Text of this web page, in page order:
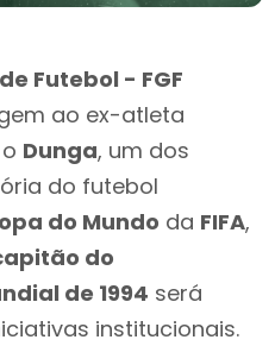
Futebol - FGF
ao ex-atleta
Dunga, um dos
do futebol
do Mundo da FIFA,
do
de 1994 será
institucionais.